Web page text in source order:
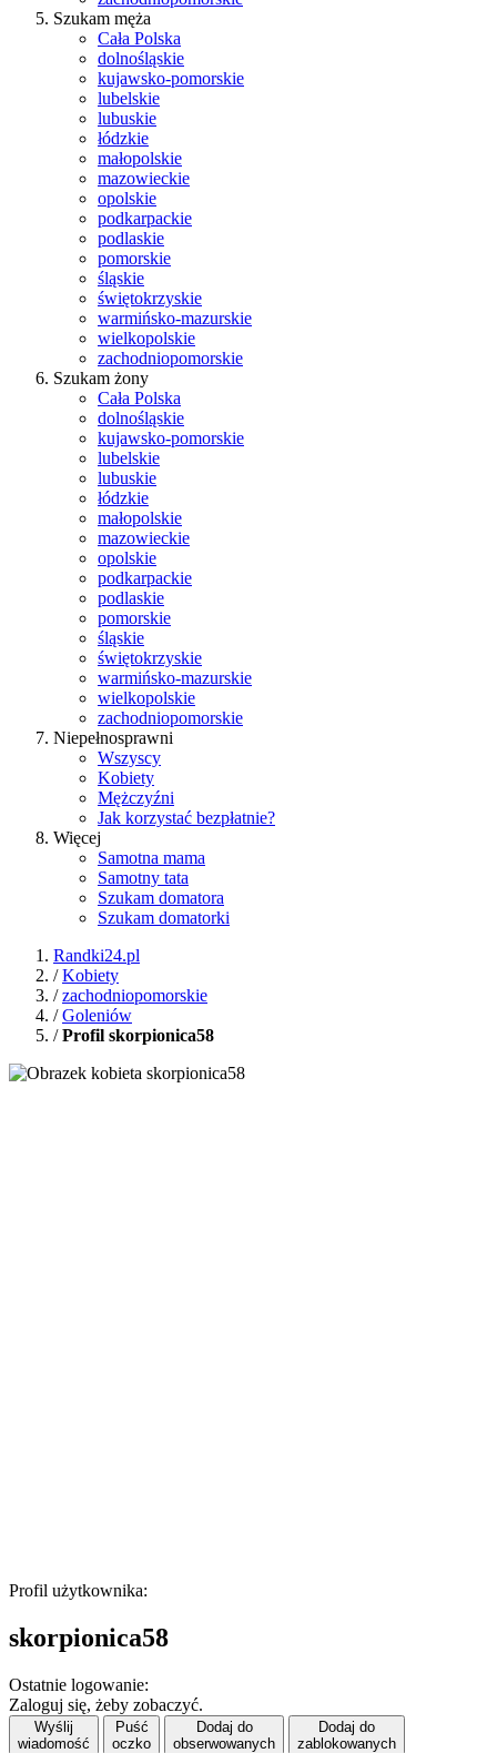
Szukam męża
Cała Polska
dolnośląskie
kujawsko-pomorskie
lubelskie
lubuskie
łódzkie
małopolskie
mazowieckie
opolskie
podkarpackie
podlaskie
pomorskie
śląskie
świętokrzyskie
warmińsko-mazurskie
wielkopolskie
zachodniopomorskie
Szukam żony
Cała Polska
dolnośląskie
kujawsko-pomorskie
lubelskie
lubuskie
łódzkie
małopolskie
mazowieckie
opolskie
podkarpackie
podlaskie
pomorskie
śląskie
świętokrzyskie
warmińsko-mazurskie
wielkopolskie
zachodniopomorskie
Niepełnosprawni
Wszyscy
Kobiety
Mężczyźni
Jak korzystać bezpłatnie?
Więcej
Samotna mama
Samotny tata
Szukam domatora
Szukam domatorki
Randki24.pl
/Kobiety
/zachodniopomorskie
/Goleniów
/Profil skorpionica58
Profil użytkownika:
skorpionica58
Ostatnie logowanie:
Zaloguj się, żeby zobaczyć.
Wyślij
wiadomość
Puść
oczko
Dodaj do
obserwowanych
Dodaj do
zablokowanych